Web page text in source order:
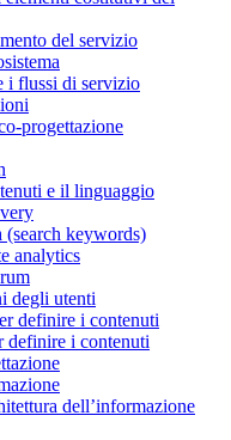
del servizio
i flussi di servizio
progettazione
e il linguaggio
keywords)
analytics
degli utenti
definire i contenuti
definire i contenuti
dell’informazione